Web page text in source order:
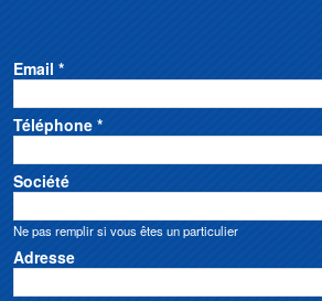
Email *
Téléphone *
Société
Ne pas remplir si vous êtes un particulier
Adresse